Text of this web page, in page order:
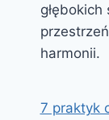
harmonii.
7 praktyk